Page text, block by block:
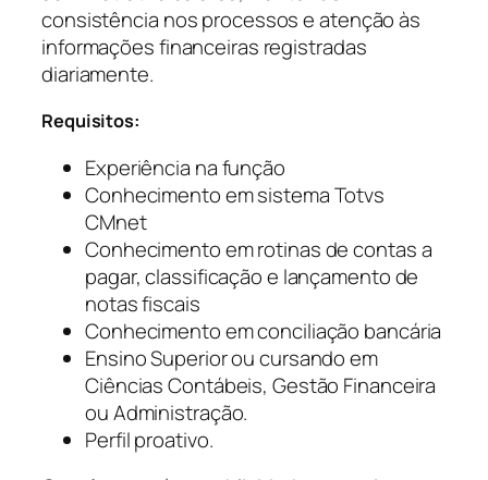
consistência nos processos e atenção às
informações financeiras registradas
diariamente.
Requisitos:
Experiência na função
Conhecimento em sistema Totvs
CMnet
Conhecimento em rotinas de contas a
pagar, classificação e lançamento de
notas fiscais
Conhecimento em conciliação bancária
Ensino Superior ou cursando em
Ciências Contábeis, Gestão Financeira
ou Administração.
Perfil proativo.